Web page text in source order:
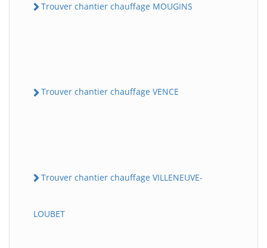
Trouver chantier chauffage MOUGINS
Trouver chantier chauffage VENCE
Trouver chantier chauffage VILLENEUVE-
LOUBET